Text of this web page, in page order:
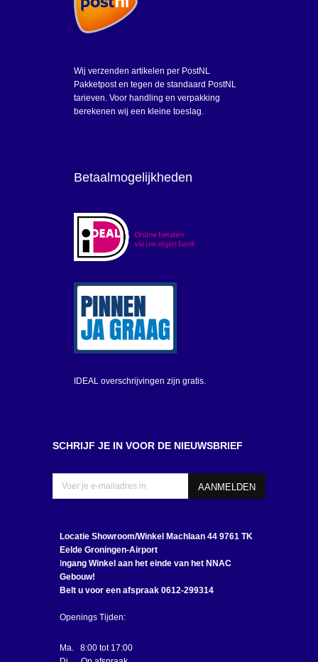
Wij verzenden artikelen per PostNL
Pakketpost en tegen de standaard PostNL
tarieven. Voor handling en verpakking
berekenen wij een kleine toeslag.
Betaalmogelijkheden
IDEAL overschrijvingen zijn gratis.
SCHRIJF JE IN VOOR DE NIEUWSBRIEF
Locatie Showroom/Winkel Machlaan 44 9761 TK
Eelde Groningen-Airport
ngang Winkel aan het einde van het NNAC
Gebouw!
Belt u voor een afspraak 0612-299314
Openings Tijden:
Ma. 8:00 tot 17:00